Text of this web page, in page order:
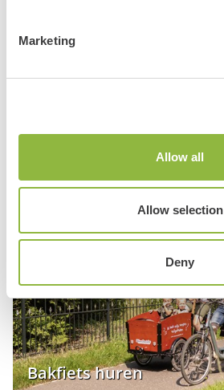
Marketing
Allow all
Allow selection
Deny
Ouder-kind tandem
Bakfiets huren